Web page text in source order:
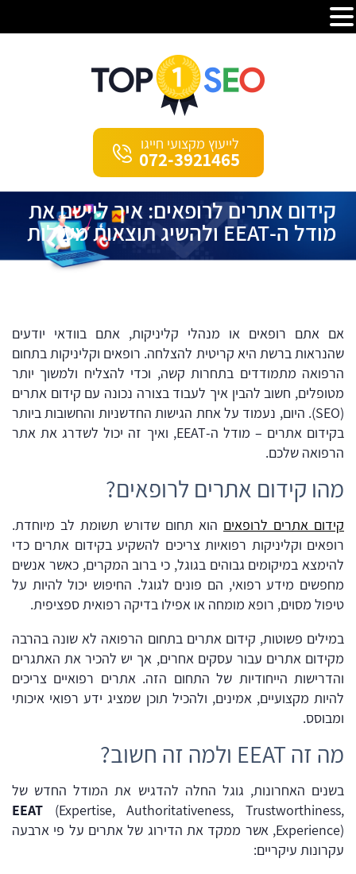
לייעוץ מקצועי חייגו
072-3921465
קידום אתרים לרופאים: איך ליישם את
מודל ה-EEAT ולהשיג תוצאות מעולות
אם אתם רופאים או מנהלי קליניקות, אתם בוודאי יודעים
שהנראות ברשת היא קריטית להצלחה. רופאים וקליניקות בתחום
הרפואה מתמודדים בתחרות קשה, וכדי להצליח ולמשוך יותר
מטופלים, חשוב להבין איך לעבוד בצורה נכונה עם קידום אתרים
(SEO). היום, נעמוד על אחת הגישות החדשניות והחשובות ביותר
בקידום אתרים – מודל ה-EEAT, ואיך זה יכול לשדרג את אתר
הרפואה שלכם.
מהו קידום אתרים לרופאים?
קידום אתרים לרופאים הוא תחום שדורש תשומת לב מיוחדת.
רופאים וקליניקות רפואיות צריכים להשקיע בקידום אתרים כדי
להימצא במיקומים גבוהים בגוגל, כי ברוב המקרים, כאשר אנשים
מחפשים מידע רפואי, הם פונים לגוגל. החיפוש יכול להיות על
טיפול מסוים, רופא מומחה או אפילו בדיקה רפואית ספציפית.
במילים פשוטות, קידום אתרים בתחום הרפואה לא שונה בהרבה
מקידום אתרים עבור עסקים אחרים, אך יש להכיר את האתגרים
והדרישות הייחודיות של התחום הזה. אתרים רפואיים צריכים
להיות מקצועיים, אמינים, ולהכיל תוכן שמציג ידע רפואי איכותי
ומבוסס.
מה זה EEAT ולמה זה חשוב?
בשנים האחרונות, גוגל החלה להדגיש את המודל החדש של
EEAT (Expertise, Authoritativeness, Trustworthiness,
Experience), אשר ממקד את הדירוג של אתרים על פי ארבעה
עקרונות עיקריים: